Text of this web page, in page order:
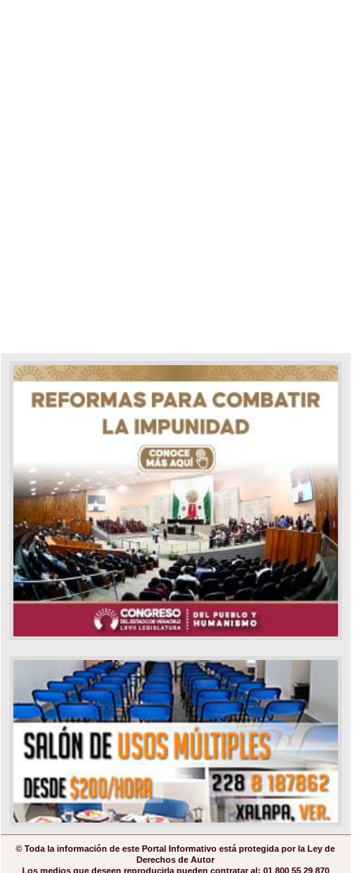
© Toda la información de este Portal Informativo está protegida por la Ley de
Derechos de Autor
Los medios que deseen reproducirla pueden contratar al: 01 800 55 29 870